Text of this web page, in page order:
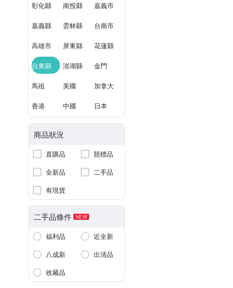
彰化縣 南投縣 嘉義市
嘉義縣 雲林縣 台南市
高雄市 屏東縣 花蓮縣
台東縣 澎湖縣 金門
馬祖 美國 加拿大
香港 中國 日本
商品狀況
直購品
競標品
全新品
二手品
有現貨
二手品條件 NEW
福利品
近全新
八成新
出清品
收藏品